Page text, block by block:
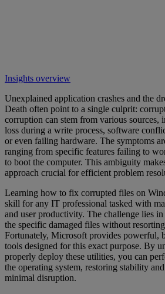
Insights overview
Unexplained application crashes and the
Death often point to a single culprit:
corruption can stem from various sources,
loss during a write process, software
or even failing hardware. The symptoms
ranging from specific features failing to
to boot the computer. This ambiguity
approach crucial for efficient problem
Learning how to fix corrupted files on
skill for any IT professional tasked with
and user productivity. The challenge lies
the specific damaged files without
Fortunately, Microsoft provides powerful,
tools designed for this exact purpose. By
properly deploy these utilities, you can
the operating system, restoring stability
minimal disruption.